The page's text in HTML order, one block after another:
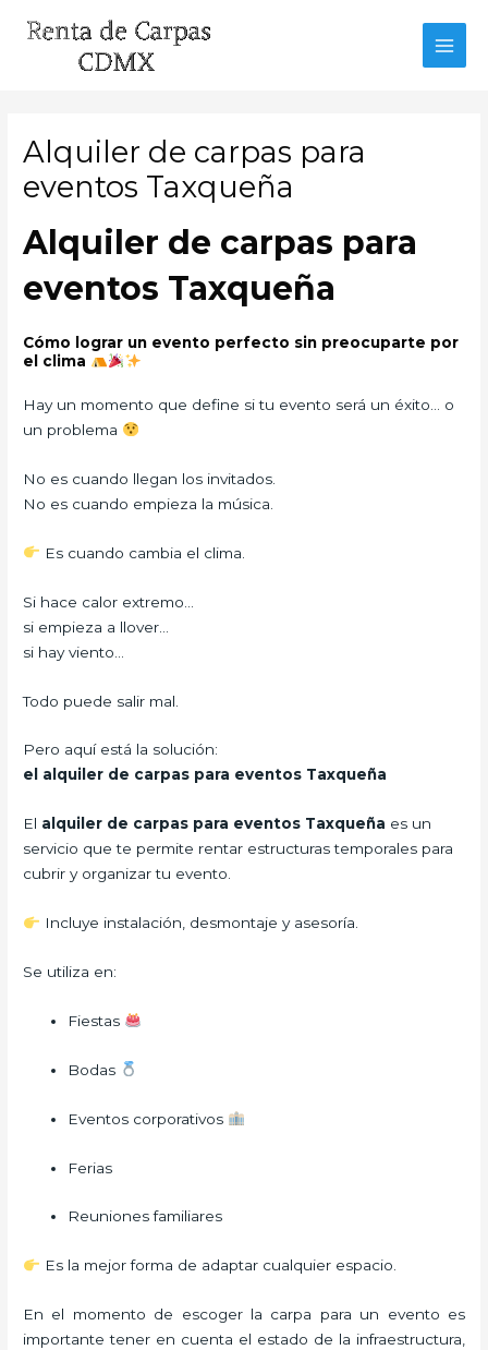
Alquiler de carpas para
eventos Taxqueña
Alquiler de carpas para
eventos Taxqueña
Cómo lograr un evento perfecto sin preocuparte por
el clima
Hay un momento que define si tu evento será un éxito… o
un problema
No es cuando llegan los invitados.
No es cuando empieza la música.
Es cuando cambia el clima.
Si hace calor extremo…
si empieza a llover…
si hay viento…
Todo puede salir mal.
Pero aquí está la solución:
el alquiler de carpas para eventos Taxqueña
El alquiler de carpas para eventos Taxqueña es un
servicio que te permite rentar estructuras temporales para
cubrir y organizar tu evento.
Incluye instalación, desmontaje y asesoría.
Se utiliza en:
Fiestas
Bodas
Eventos corporativos
Ferias
Reuniones familiares
Es la mejor forma de adaptar cualquier espacio.
En el momento de escoger la carpa para un evento es
importante tener en cuenta el estado de la infraestructura,